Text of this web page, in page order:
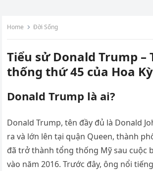
Home Đời Sống
Tiểu sử Donald Trump –
thống thứ 45 của Hoa Kỳ
Donald Trump là ai?
Donald Trump, tên đầy đủ là Donald
ra và lớn lên tại quận Queen, thành
đã trở thành tổng thống Mỹ sau cuộc
vào năm 2016. Trước đây, ông nổi